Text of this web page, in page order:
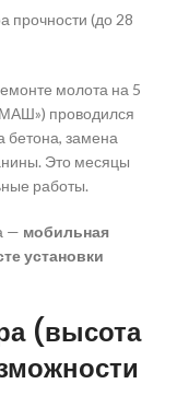
прочности (до 28
молота на 5
проводился
бетона, замена
Это месяцы
работы.
— мобильная
установки
(высота